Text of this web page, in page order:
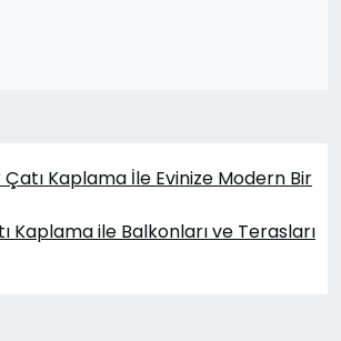
Kaplama İle Evinize Modern Bir
Kaplama ile Balkonları ve Terasları